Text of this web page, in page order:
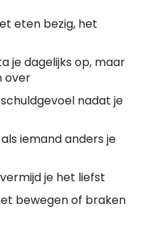
eten bezig, het
je dagelijks op, maar
over
nadat je
iemand anders je
je het liefst
bewegen of braken